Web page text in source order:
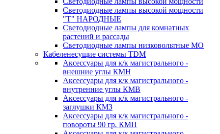
Светодиодные лампы высокой мощности
"Т" НАРОДНЫЕ
Светодиодные лампы для комнатных
растений и рассады
Светодиодные лампы низковольтные МО
Кабеленесущие системы TDM
Аксессуары для к/к магистрального -
внешние углы КМН
Аксессуары для к/к магистрального -
внутренние углы КМВ
Аксессуары для к/к магистрального -
заглушки КМЗ
Аксессуары для к/к магистрального -
повороты 90 гр. КМП